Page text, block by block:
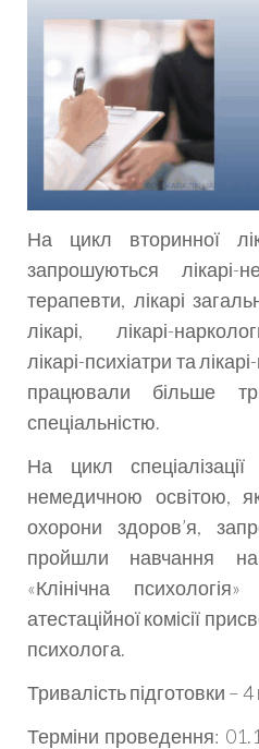
На цикл вторинної
запрошуються лікарі-
терапевти, лікарі
лікарі, лікарі-
лікарі-психіатри та
працювали більше
спеціальністю.
На цикл
немедичною освітою,
охорони здоров’я,
пройшли навчання на
«Клінічна
атестаційної комісії
психолога.
Тривалість підготовки – 4
Терміни проведення: